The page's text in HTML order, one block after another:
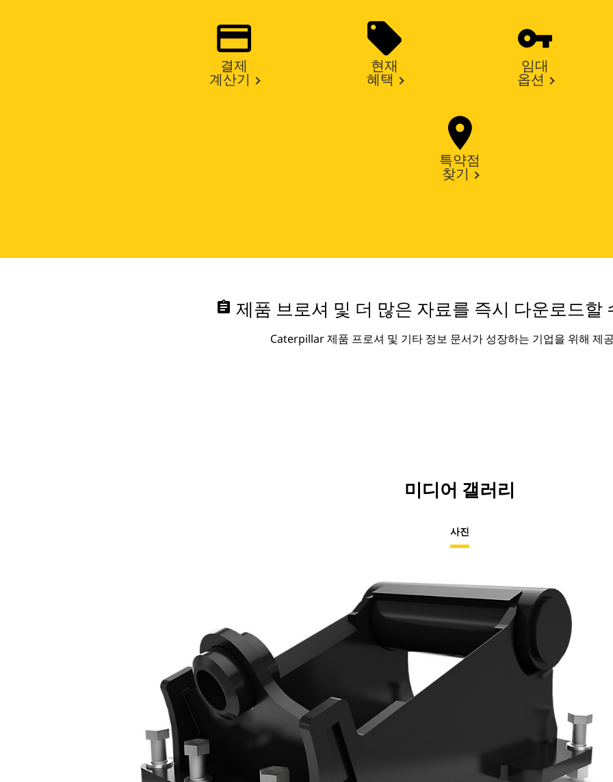
결제
계산기
현재
혜택
임대
옵션
특약점
찾기
assignment 제품 브로셔 및 더 많은 자료를 즉시 다운로드할
Caterpillar 제품 프로셔 및 기타 정보 문서가 성장하는 기업을 위해 제
미디어 갤러리
사진